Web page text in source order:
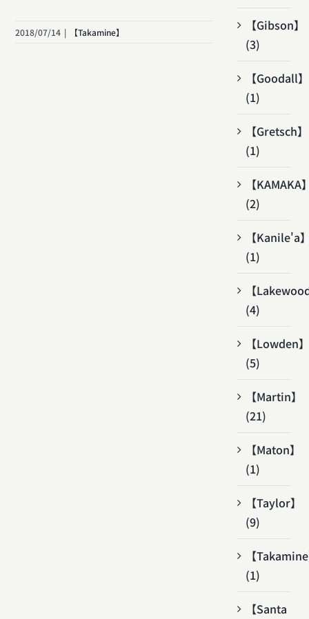
2018/07/14 | 【Takamine】
【Gibson】
(3)
【Goodall】
(1)
【Gretsch】
(1)
【KAMAKA
(2)
【Kanile'a
(1)
【
(4)
【Lowden
(5)
【Martin】
(21)
【Maton】
(1)
【Taylor】
(9)
【
(1)
【Santa